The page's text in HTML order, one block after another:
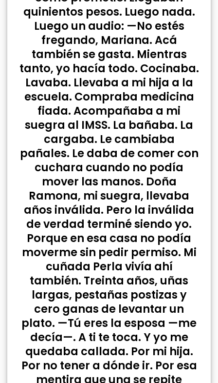
quinientos pesos. Luego nada.
Luego un audio: —No estés
fregando, Mariana. Acá
también se gasta. Mientras
tanto, yo hacía todo. Cocinaba.
Lavaba. Llevaba a mi hija a la
escuela. Compraba medicina
fiada. Acompañaba a mi
suegra al IMSS. La bañaba. La
cargaba. Le cambiaba
pañales. Le daba de comer con
cuchara cuando no podía
mover las manos. Doña
Ramona, mi suegra, llevaba
años inválida. Pero la inválida
de verdad terminé siendo yo.
Porque en esa casa no podía
moverme sin pedir permiso. Mi
cuñada Perla vivía ahí
también. Treinta años, uñas
largas, pestañas postizas y
cero ganas de levantar un
plato. —Tú eres la esposa —me
decía—. A ti te toca. Y yo me
quedaba callada. Por mi hija.
Por no tener a dónde ir. Por esa
mentira que una se repite